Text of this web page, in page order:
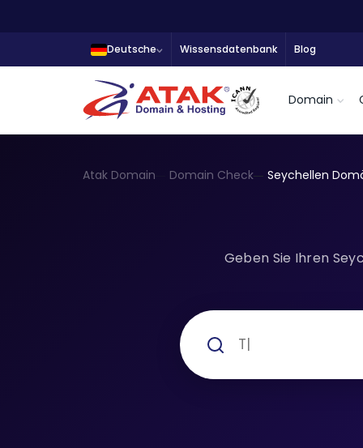
Deutsche Wissensdatenbank Blog
Domain
Atak Domain Domain Check Seychellen
Geben Sie Ihren